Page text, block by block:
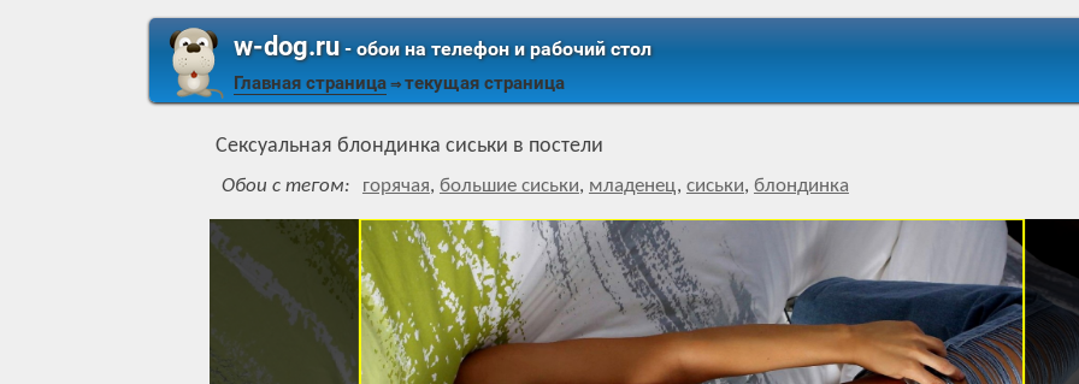
w-dog.ru- обои на телефон и рабочий стол
Главная страница ⇒ текущая страница
Сексуальная блондинка сиськи в постели
Обои с тегом: горячая, большие сиськи, младенец, сиськи, блондинка